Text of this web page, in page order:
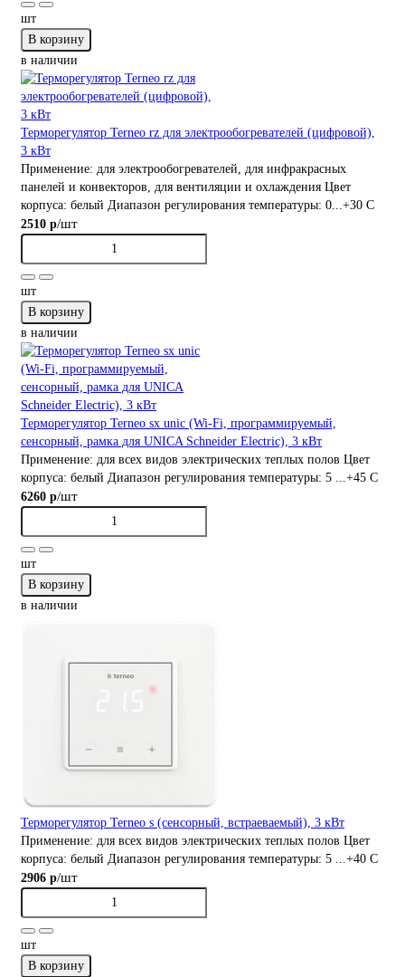
шт
В корзину
в наличии
Терморегулятор Terneo rz для электрообогревателей (цифровой),
3 кВт
Применение: для электрообогревателей, для инфракрасных
панелей и конвекторов, для вентиляции и охлаждения Цвет
корпуса: белый Диапазон регулирования температуры: 0...+30 С
2510 р/шт
шт
В корзину
в наличии
Терморегулятор Terneo sx unic (Wi-Fi, программируемый,
сенсорный, рамка для UNICA Schneider Electric), 3 кВт
Применение: для всех видов электрических теплых полов Цвет
корпуса: белый Диапазон регулирования температуры: 5 ...+45 С
6260 р/шт
шт
В корзину
в наличии
Терморегулятор Terneo s (сенсорный, встраеваемый), 3 кВт
Применение: для всех видов электрических теплых полов Цвет
корпуса: белый Диапазон регулирования температуры: 5 ...+40 С
2906 р/шт
шт
В корзину